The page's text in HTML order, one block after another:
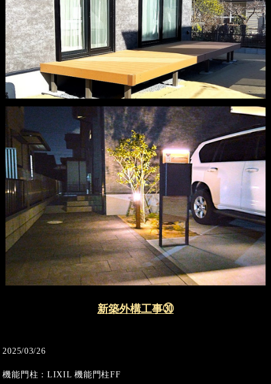
新築外構工事㉚
2025/03/26
機能門柱：LIXIL 機能門柱FF